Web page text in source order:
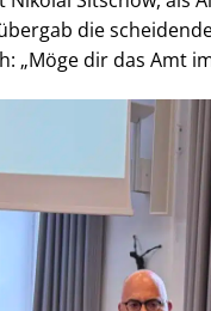
die
„Möge dir das Amt